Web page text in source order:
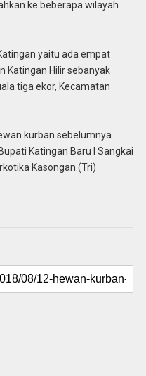
ke beberapa wilayah
yaitu ada empat
Katingan Hilir sebanyak
tiga ekor, Kecamatan
kurban sebelumnya
Katingan Baru I Sangkai
Kasongan.(Tri)